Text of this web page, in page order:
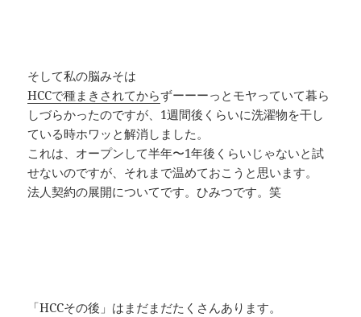
そして私の脳みそは
HCCで種まきされてからずーーーっとモヤっていて暮ら
しづらかったのですが、1週間後くらいに洗濯物を干し
ている時ホワッと解消しました。
これは、オープンして半年〜1年後くらいじゃないと試
せないのですが、それまで温めておこうと思います。
法人契約の展開についてです。ひみつです。笑
「HCCその後」はまだまだたくさんあります。